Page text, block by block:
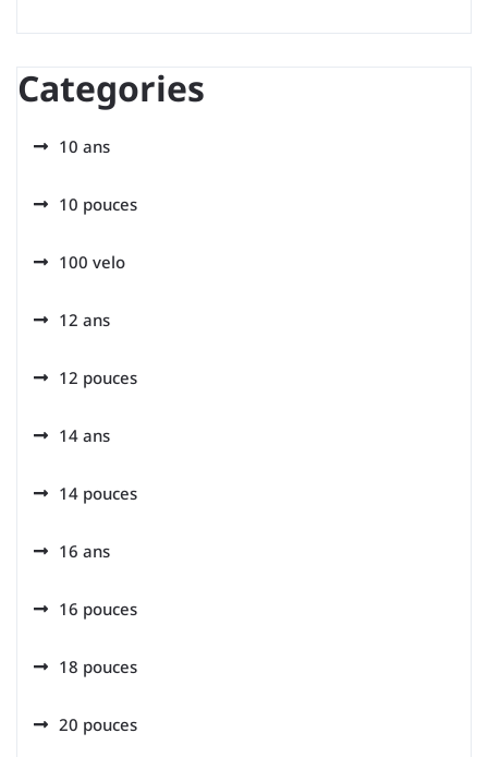
Categories
10 ans
10 pouces
100 velo
12 ans
12 pouces
14 ans
14 pouces
16 ans
16 pouces
18 pouces
20 pouces